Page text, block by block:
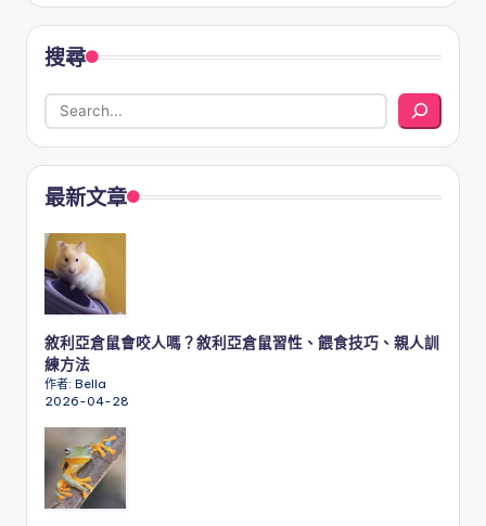
搜尋
最新文章
敘利亞倉鼠會咬人嗎？敘利亞倉鼠習性、餵食技巧、親人訓
練方法
作者: Bella
2026-04-28